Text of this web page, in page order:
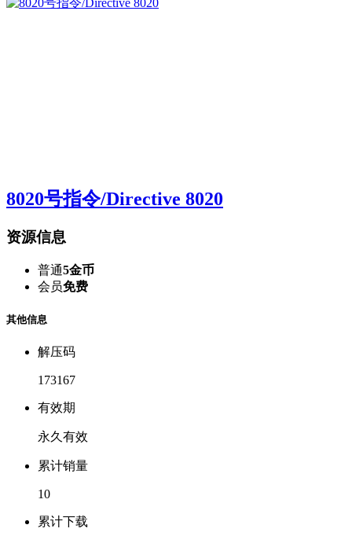
8020号指令/Directive 8020
资源信息
普通5金币
会员免费
其他信息
解压码
173167
有效期
永久有效
累计销量
10
累计下载